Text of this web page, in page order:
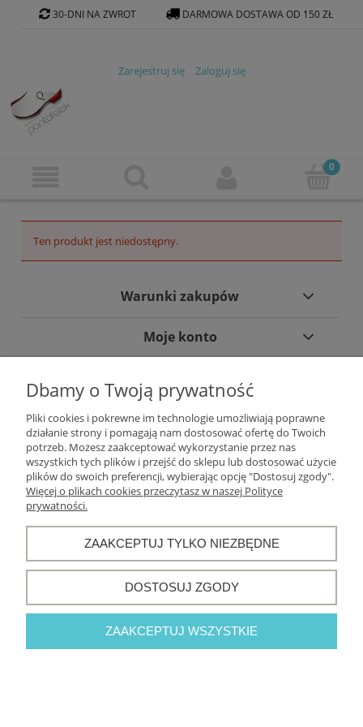
Zarejestruj się Zaloguj się
30-DNI NA ZWROT DARMOWA DOSTAWA OD 150 ZŁ
Ten produkt jest niedostępny.
Warunki zakupów
Moje konto
POKAŻ PEŁNĄ WERSJĘ STRONY
Sklep internetowy Shoper.pl
Dbamy o Twoją prywatność
Pliki cookies i pokrewne im technologie umożliwiają poprawne
działanie strony i pomagają nam dostosować ofertę do Twoich
potrzeb. Możesz zaakceptować wykorzystanie przez nas
wszystkich tych plików i przejść do sklepu lub dostosować użycie
plików do swoich preferencji, wybierając opcję "Dostosuj zgody".
Więcej o plikach cookies przeczytasz w naszej Polityce
prywatności.
ZAAKCEPTUJ TYLKO NIEZBĘDNE
DOSTOSUJ ZGODY
ZAAKCEPTUJ WSZYSTKIE